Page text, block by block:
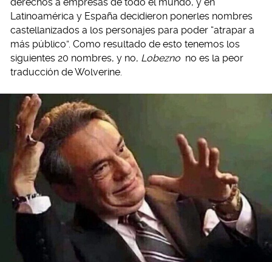
Latinoamérica y España decidieron ponerles nombres
castellanizados a los personajes para poder “atrapar a
más público”. Como resultado de esto tenemos los
siguientes 20 nombres, y no, Lobezno no es la peor
traducción de Wolverine.